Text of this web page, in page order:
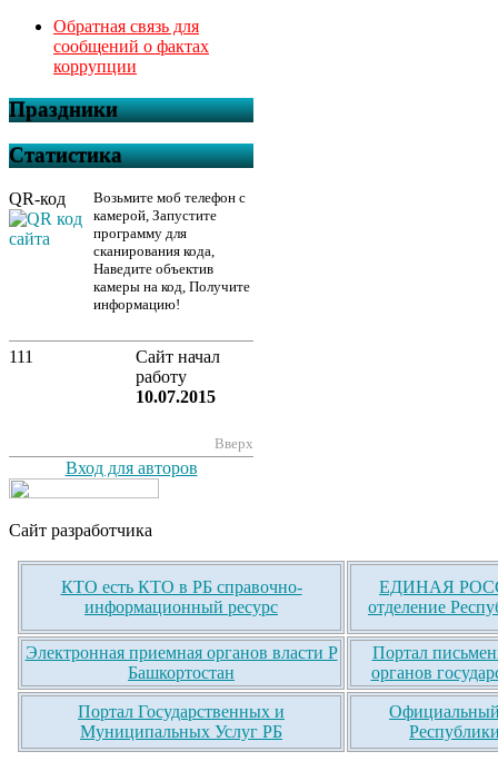
Обратная связь для
сообщений о фактах
коррупции
Праздники
Статистика
QR-код
Возьмите моб телефон с
камерой, Запустите
программу для
сканирования кода,
Наведите объектив
камеры на код, Получите
информацию!
111
Сайт начал
работу
10.07.2015
Вверх
Вход для авторов
Сайт разработчика
КТО есть КТО в РБ справочно-
информационный ресурс
ЕДИНАЯ
отделение
Электронная приемная органов власти Р
Башкортостан
Портал
органов
Портал Государственных и
Муниципальных Услуг РБ
Официальный